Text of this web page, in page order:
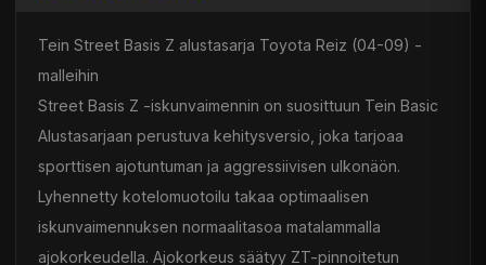
Tein Street Basis Z alustasarja Toyota Reiz (04-09) -
malleihin
Street Basis Z -iskunvaimennin on suosittuun Tein Basic
Alustasarjaan perustuva kehitysversio, joka tarjoaa
sporttisen ajotuntuman ja aggressiivisen ulkonäön.
Lyhennetty kotelomuotoilu takaa optimaalisen
iskunvaimennuksen normaalitasoa matalammalla
ajokorkeudella. Ajokorkeus säätyy ZT-pinnoitetun